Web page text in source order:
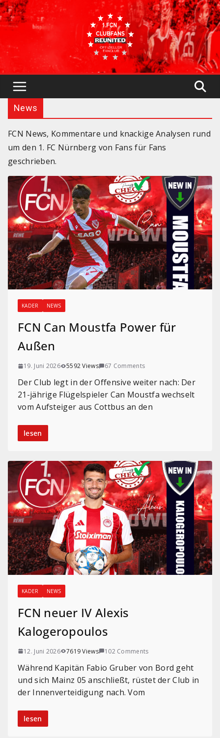
Skip
to
content
News
FCN News, Kommentare und knackige Analysen rund
um den 1. FC Nürnberg von Fans für Fans
geschrieben.
KADER NEWS
FCN Can Moustfa Power für
Außen
19. Juni 2026 5592 Views 67 Comments
Der Club legt in der Offensive weiter nach: Der
21-jährige Flügelspieler Can Moustfa wechselt
vom Aufsteiger aus Cottbus an den
lesen
KADER NEWS
FCN neuer IV Alexis
Kalogeropoulos
12. Juni 2026 7619 Views 102 Comments
Während Kapitän Fabio Gruber von Bord geht
und sich Mainz 05 anschließt, rüstet der Club in
der Innenverteidigung nach. Vom
lesen